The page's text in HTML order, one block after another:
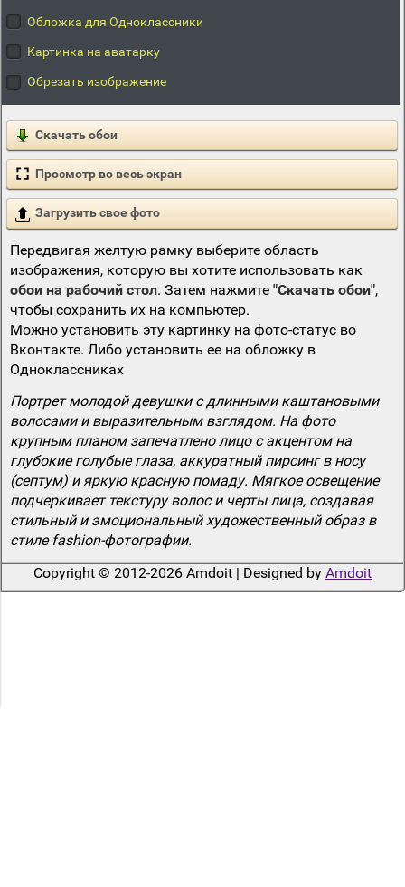
Обложка для Одноклассники
Картинка на аватарку
Обрезать изображение
Скачать обои
Просмотр во весь экран
Загрузить свое фото
Передвигая желтую рамку выберите область
изображения, которую вы хотите использовать как
обои на рабочий стол. Затем нажмите "Скачать обои",
чтобы сохранить их на компьютер.
Можно установить эту картинку на фото-статус во
Вконтакте. Либо установить ее на обложку в
Одноклассниках
Портрет молодой девушки с длинными каштановыми
волосами и выразительным взглядом. На фото
крупным планом запечатлено лицо с акцентом на
глубокие голубые глаза, аккуратный пирсинг в носу
(септум) и яркую красную помаду. Мягкое освещение
подчеркивает текстуру волос и черты лица, создавая
стильный и эмоциональный художественный образ в
стиле fashion-фотографии.
Copyright © 2012-2026 Amdoit | Designed by Amdoit